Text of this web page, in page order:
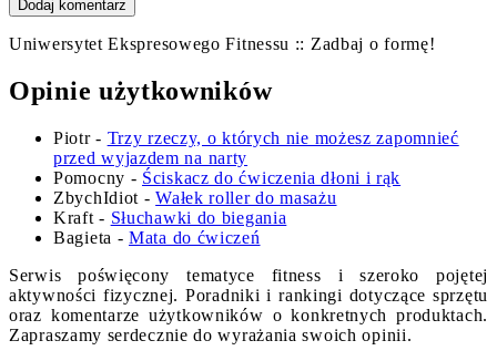
Uniwersytet Ekspresowego Fitnessu :: Zadbaj o formę!
Opinie użytkowników
Piotr- Trzy rzeczy, o których nie możesz zapomnieć
przed wyjazdem na narty
Pomocny - Ściskacz do ćwiczenia dłoni i rąk
ZbychIdiot -Wałek roller do masażu
Kraft - Słuchawki do biegania
Bagieta -Mata do ćwiczeń
Serwis poświęcony tematyce fitness i szeroko pojętej
aktywności fizycznej. Poradniki i rankingi dotyczące sprzętu
oraz komentarze użytkowników o konkretnych produktach.
Zapraszamy serdecznie do wyrażania swoich opinii.